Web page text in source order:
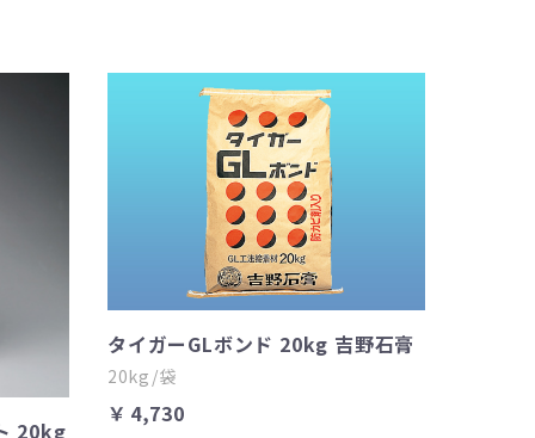
20kg
タイガーGLボンド 20kg 吉野石膏
20kg/袋
￥4,730